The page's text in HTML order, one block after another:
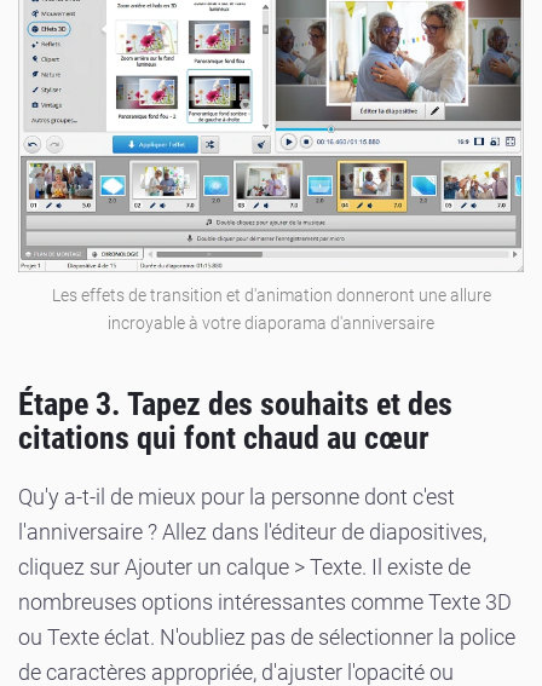
Les effets de transition et d'animation donneront une allure
incroyable à votre diaporama d'anniversaire
Étape 3. Tapez des souhaits et des
citations qui font chaud au cœur
Qu'y a-t-il de mieux pour la personne dont c'est
l'anniversaire ? Allez dans l'éditeur de diapositives,
cliquez sur Ajouter un calque > Texte. Il existe de
nombreuses options intéressantes comme Texte 3D
ou Texte éclat. N'oubliez pas de sélectionner la police
de caractères appropriée, d'ajuster l'opacité ou